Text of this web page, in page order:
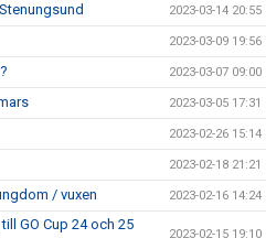
2023-03-14 20:55
2023-03-09 19:56
2023-03-07 09:00
2023-03-05 17:31
2023-02-26 15:14
2023-02-18 21:21
/ vuxen 2023-02-16 14:24
GO Cup 24 och 25
2023-02-15 19:10